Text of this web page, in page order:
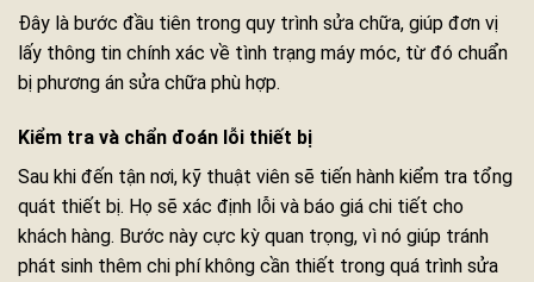
Đây là bước đầu tiên trong quy trình sửa chữa, giúp đơn vị
lấy thông tin chính xác về tình trạng máy móc, từ đó chuẩn
bị phương án sửa chữa phù hợp.
Kiểm tra và chẩn đoán lỗi thiết bị
Sau khi đến tận nơi, kỹ thuật viên sẽ tiến hành kiểm tra tổng
quát thiết bị. Họ sẽ xác định lỗi và báo giá chi tiết cho
khách hàng. Bước này cực kỳ quan trọng, vì nó giúp tránh
phát sinh thêm chi phí không cần thiết trong quá trình sửa